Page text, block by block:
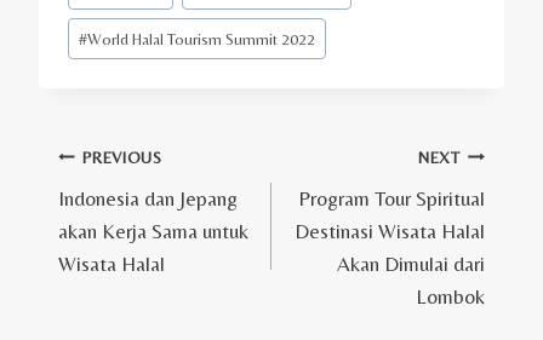
#World Halal Tourism Summit 2022
Post
navigation
PREVIOUS
Indonesia dan Jepang
akan Kerja Sama untuk
Wisata Halal
NEXT
Program Tour Spiritual
Destinasi Wisata Halal
Akan Dimulai dari
Lombok